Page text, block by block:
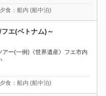
食：船内 (船中泊)
エ(ベトナム)～
ー(一例)《世界遺産》フエ市内
食：船内 (船中泊)